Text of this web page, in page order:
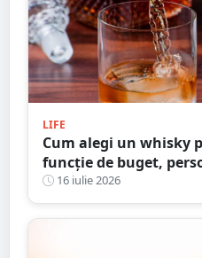
LIFE
Cum alegi un whisky
funcție de buget,
16 iulie 2026